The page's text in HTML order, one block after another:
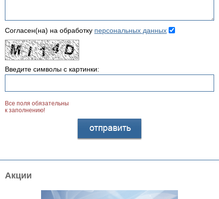
Акции
Согласен(на) на обработку персональных данных
Введите символы с картинки:
Все поля обязательны
к заполнению!